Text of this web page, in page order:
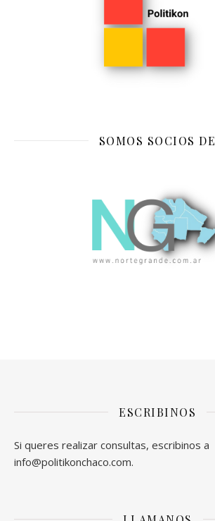
SOMOS SOCIOS DE
ESCRIBINOS
Si queres realizar consultas, escribinos a
info@politikonchaco.com.